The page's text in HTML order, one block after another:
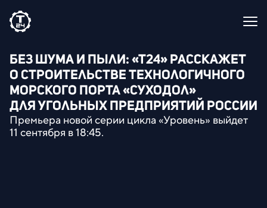
БЕЗ ШУМА И ПЫЛИ: «Т24» РАССКАЖЕТ
О СТРОИТЕЛЬСТВЕ ТЕХНОЛОГИЧНОГО
МОРСКОГО ПОРТА«СУХОДОЛ»
ДЛЯ УГОЛЬНЫХ ПРЕДПРИЯТИЙ РОССИИ
Премьера новой серии цикла «Уровень» выйдет
11 сентября в 18:45.